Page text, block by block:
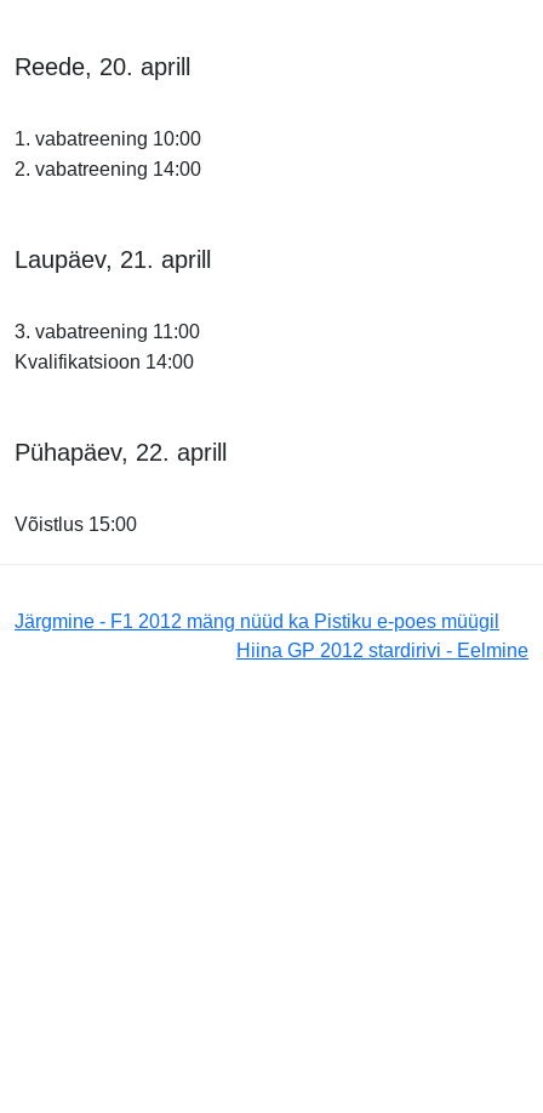
Reede, 20. aprill
1. vabatreening 10:00
2. vabatreening 14:00
Laupäev, 21. aprill
3. vabatreening 11:00
Kvalifikatsioon 14:00
Pühapäev, 22. aprill
Võistlus 15:00
Järgmine - F1 2012 mäng nüüd ka Pistiku e-poes müügil
Hiina GP 2012 stardirivi - Eelmine